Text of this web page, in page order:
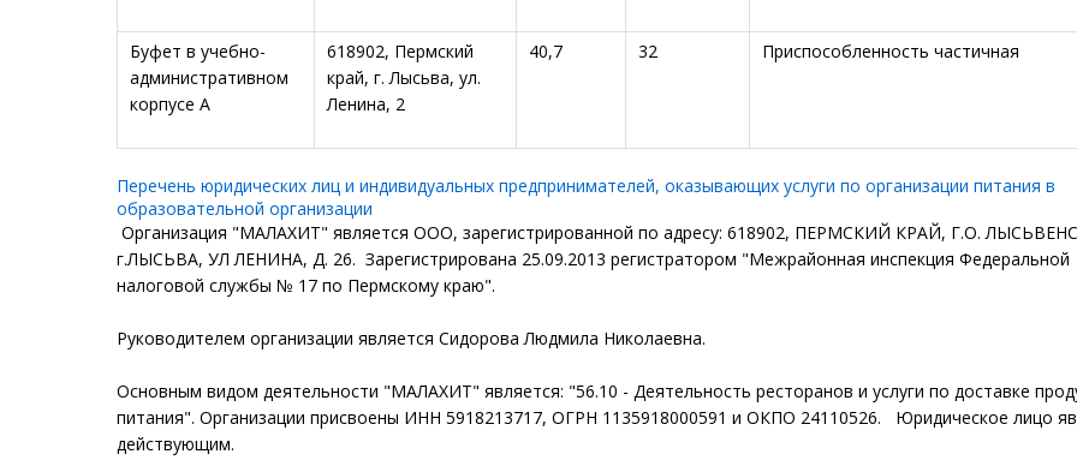
Буфет в учебно-
административном
корпусе А
618902, Пермский
край, г. Лысьва, ул.
Ленина, 2
40,7 32 Приспособленность частичная
Перечень юридических лиц и индивидуальных предпринимателей, оказывающих услуги по организации питания в
образовательной организации
Организация "МАЛАХИТ" является ООО, зарегистрированной по адресу: 618902, ПЕРМСКИЙ КРАЙ, Г.О.
г.ЛЫСЬВА, УЛ ЛЕНИНА, Д. 26. Зарегистрирована 25.09.2013 регистратором "Межрайонная инспекция Федеральной
налоговой службы № 17 по Пермскому краю".
Руководителем организации является Сидорова Людмила Николаевна.
Основным видом деятельности "МАЛАХИТ" является: "56.10 - Деятельность ресторанов и услуги по доставке
питания". Организации присвоены ИНН 5918213717, ОГРН 1135918000591 и ОКПО 24110526. Юридическое лицо
действующим.